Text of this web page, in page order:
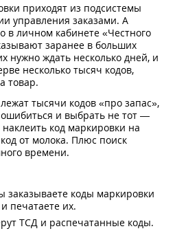
приходят из подсистемы
управления заказами. А
в личном кабинете «Честного
заранее в больших
нужно ждать несколько дней, и
несколько тысяч кодов,
товар.
тысячи кодов «про запас»,
ошибиться и выбрать не тот —
код маркировки на
от молока. Плюс поиск
времени.
заказываете коды маркировки
печатаете их.
ТСД и распечатанные коды.